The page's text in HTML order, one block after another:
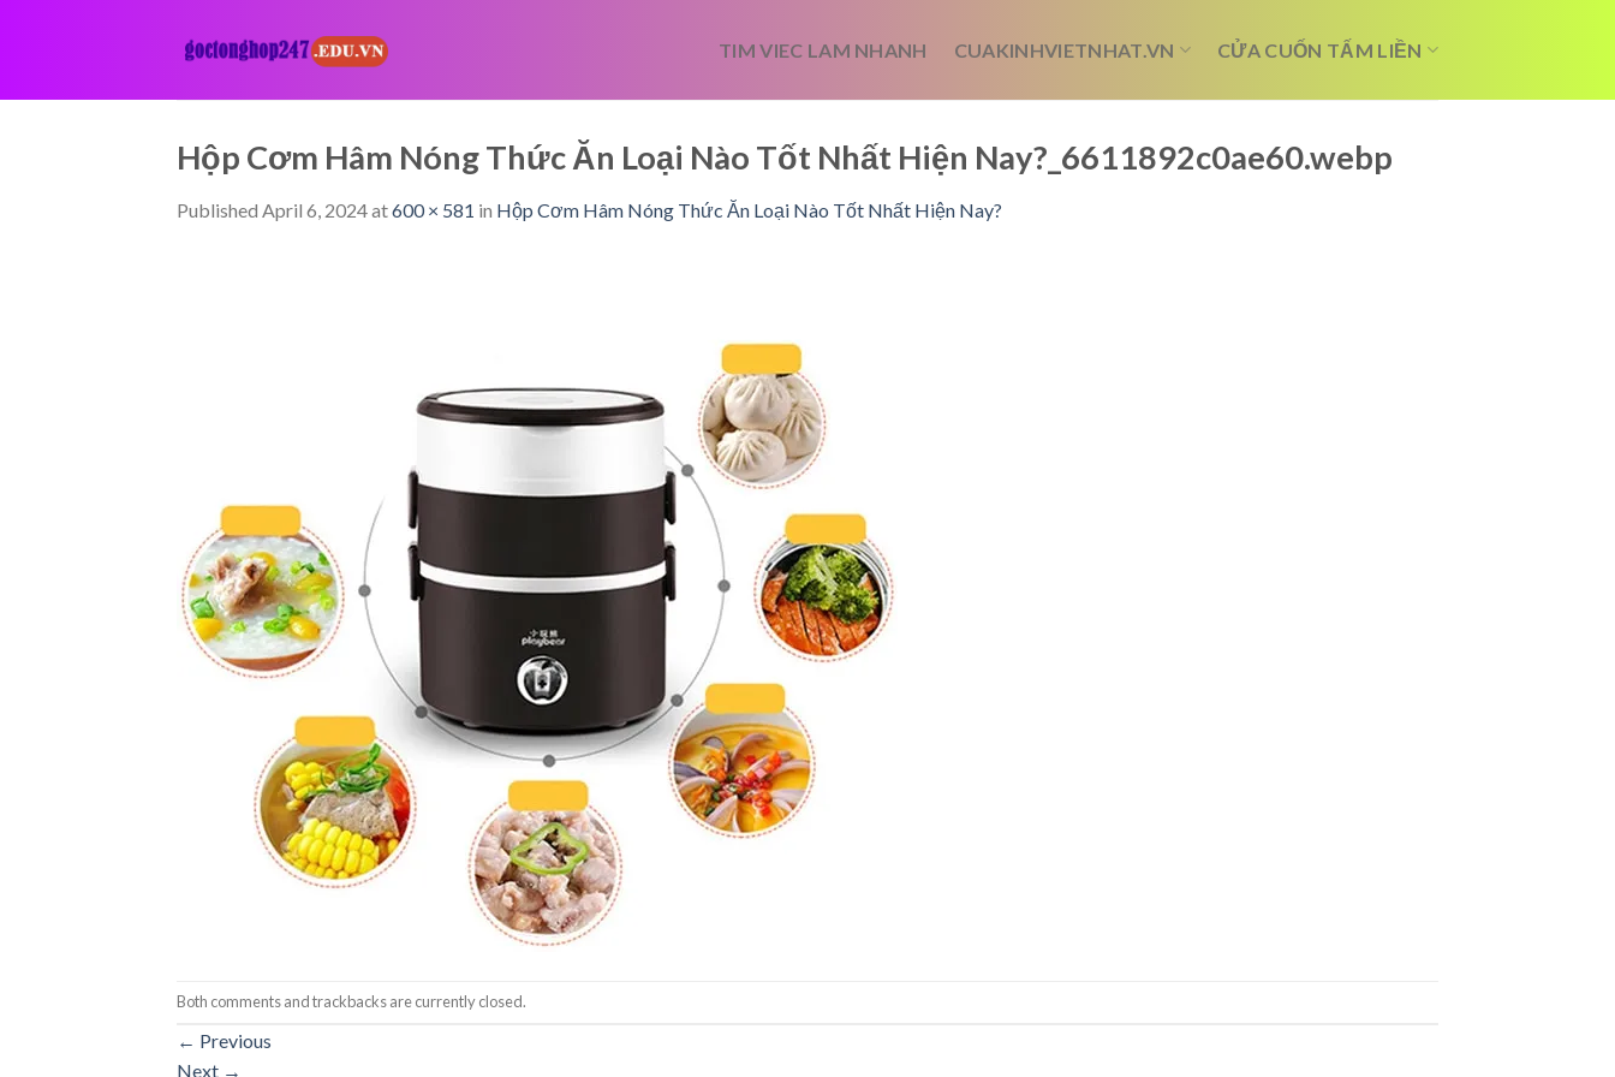
TIM VIEC LAM NHANH CUAKINHVIETNHAT.VN CỬA CUỐN TẤM LIỀN
Hộp Cơm Hâm Nóng Thức Ăn Loại Nào Tốt Nhất Hiện Nay?_6611892c0ae60.webp
Published April 6, 2024at600 × 581 in Hộp Cơm Hâm Nóng Thức Ăn Loại Nào Tốt Nhất Hiện Nay?
Both comments and trackbacks are currently closed.
← Previous
Next →